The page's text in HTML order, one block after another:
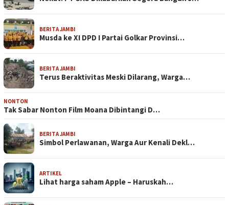
BERITA JAMBI
Musda ke XI DPD I Partai Golkar Provinsi…
BERITA JAMBI
Terus Beraktivitas Meski Dilarang, Warga…
NONTON
Tak Sabar Nonton Film Moana Dibintangi D…
BERITA JAMBI
Simbol Perlawanan, Warga Aur Kenali Dekl…
ARTIKEL
Lihat harga saham Apple – Haruskah…